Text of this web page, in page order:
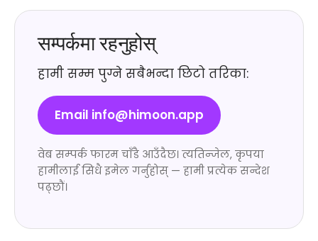
सम्पर्कमा रहनुहोस्
हामी सम्म पुग्ने सबैभन्दा छिटो तरिका:
Email info@himoon.app
वेब सम्पर्क फारम चाँडै आउँदैछ। त्यतिन्जेल, कृपया
हामीलाई सिधै इमेल गर्नुहोस् — हामी प्रत्येक सन्देश
पढ्छौं।